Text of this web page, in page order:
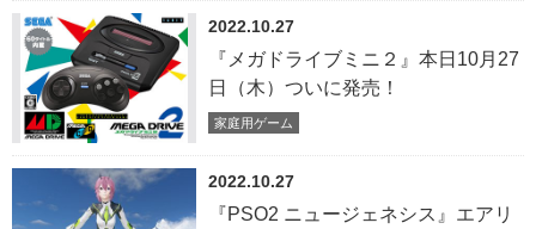
SEASON_1【2nd】FREE FINAL／
3on3 FINAL」
2022.10.27
家庭用ゲーム
『メガドライブミニ２』本日10月27
日（木）ついに発売！
2022.10.27
『PSO2 ニュージェネシス』エアリ